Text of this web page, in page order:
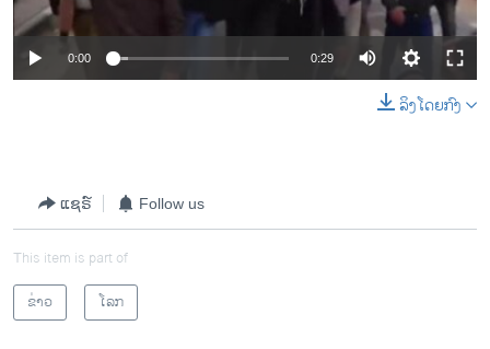
0:00 0:29
ລິງໂດຍກົງ
ແຊຣ໌ Follow us
This item is part of
ຂ່າວ
ໂລກ